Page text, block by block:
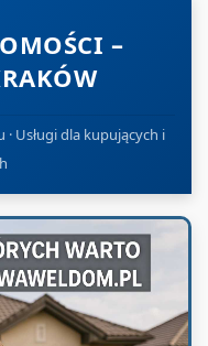
–
Usługi dla kupujących i